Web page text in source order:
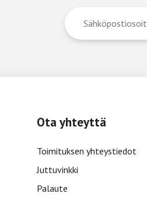
Ota yhteyttä
Toimituksen yhteystiedot
Juttuvinkki
Palaute